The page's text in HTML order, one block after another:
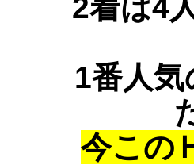
2着は4
1番人
今この